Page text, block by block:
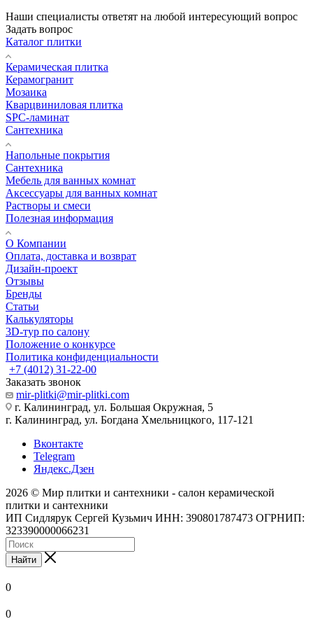
Наши специалисты ответят на любой интересующий вопрос
Задать вопрос
Каталог плитки
Керамическая плитка
Керамогранит
Мозаика
Кварцвиниловая плитка
SPC-ламинат
Сантехника
Напольные покрытия
Сантехника
Мебель для ванных комнат
Аксессуары для ванных комнат
Растворы и смеси
Полезная информация
О Компании
Оплата, доставка и возврат
Дизайн-проект
Отзывы
Бренды
Статьи
Калькуляторы
3D-тур по салону
Положение о конкурсе
Политика конфиденциальности
+7 (4012) 31-22-00
Заказать звонок
mir-plitki@mir-plitki.com
г. Калининград, ул. Большая Окружная, 5
г. Калининград, ул. Богдана Хмельницкого, 117-121
Вконтакте
Telegram
Яндекс.Дзен
2026 © Мир плитки и сантехники - салон керамической
плитки и сантехники
ИП Сидлярук Сергей Кузьмич ИНН: 390801787473 ОГРНИП:
323390000066231
Найти
0
0